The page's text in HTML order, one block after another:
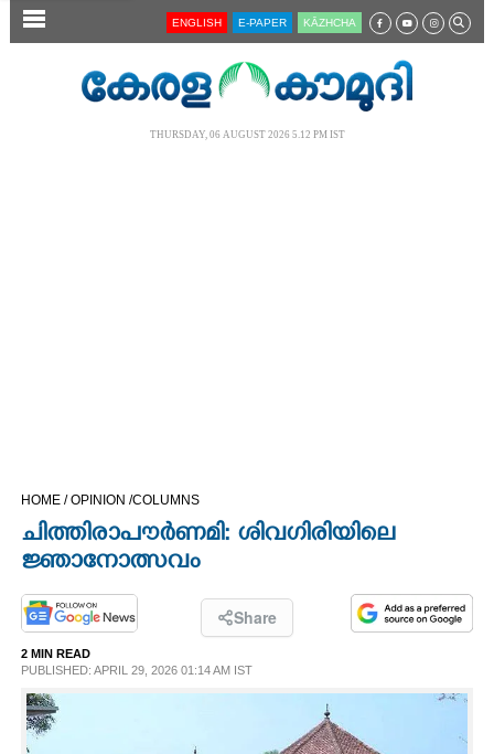
SECTIONS
LIFESTYLE
ENGLISH E-PAPER KĀZHCHA
THURSDAY, 06 AUGUST 2026 5.12 PM IST
HOME /OPINION /COLUMNS
ചിത്തിരാപൗർണമി: ശിവഗിരിയിലെ
ജ്ഞാനോത്സവം
Share
2 MIN READ
PUBLISHED: APRIL 29, 2026 01:14 AM IST